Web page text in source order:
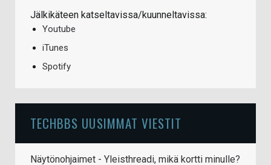
Jälkikäteen katseltavissa/kuunneltavissa:
Youtube
iTunes
Spotify
TECHBBS UUSIMMAT VIESTIT
Näytönohjaimet - Yleisthreadi, mikä kortti minulle?